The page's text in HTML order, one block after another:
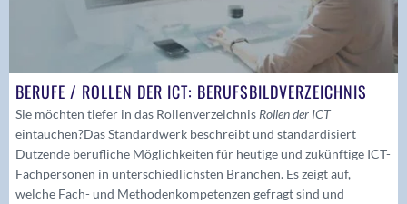
BERUFE / ROLLEN DER ICT: BERUFSBILDVERZEICHNIS
Sie möchten tiefer in das Rollenverzeichnis Rollen der ICT
eintauchen?Das Standardwerk beschreibt und standardisiert
Dutzende berufliche Möglichkeiten für heutige und zukünftige ICT-
Fachpersonen in unterschiedlichsten Branchen. Es zeigt auf,
welche Fach- und Methodenkompetenzen gefragt sind und